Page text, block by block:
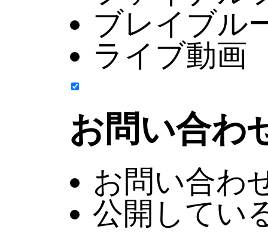
ブレイブル
ライブ動画
お問い合わ
お問い合わ
公開してい